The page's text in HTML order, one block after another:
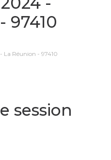
97410
La Réunion - 97410
session